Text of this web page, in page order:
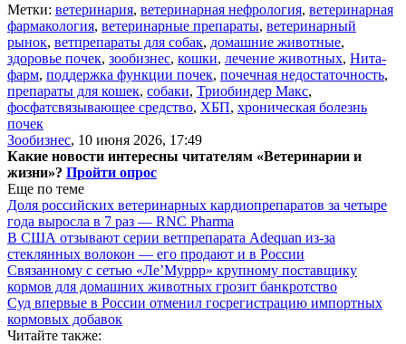
Метки: ветеринария, ветеринарная нефрология, ветеринарная
фармакология, ветеринарные препараты, ветеринарный
рынок, ветпрепараты для собак, домашние животные,
здоровье почек, зообизнес, кошки, лечение животных, Нита-
фарм, поддержка функции почек, почечная недостаточность,
препараты для кошек, собаки, Триобиндер Макс,
фосфатсвязывающее средство, ХБП, хроническая болезнь
почек
Зообизнес, 10 июня 2026, 17:49
Какие новости интересны читателям «Ветеринарии и
жизни»? Пройти опрос
Еще по теме
Доля российских ветеринарных кардиопрепаратов за четыре
года выросла в 7 раз — RNC Pharma
В США отзывают серии ветпрепарата Adequan из-за
стеклянных волокон — его продают и в России
Связанному с сетью «Ле’Муррр» крупному поставщику
кормов для домашних животных грозит банкротство
Суд впервые в России отменил госрегистрацию импортных
кормовых добавок
Читайте также: